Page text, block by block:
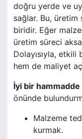
doğru yerde ve
sağlar. Bu, üretim
biridir. Eğer
üretim süreci
Dolayısıyla,
hem de maliyet
İyi bir
önünde
Malzeme
kurmak.